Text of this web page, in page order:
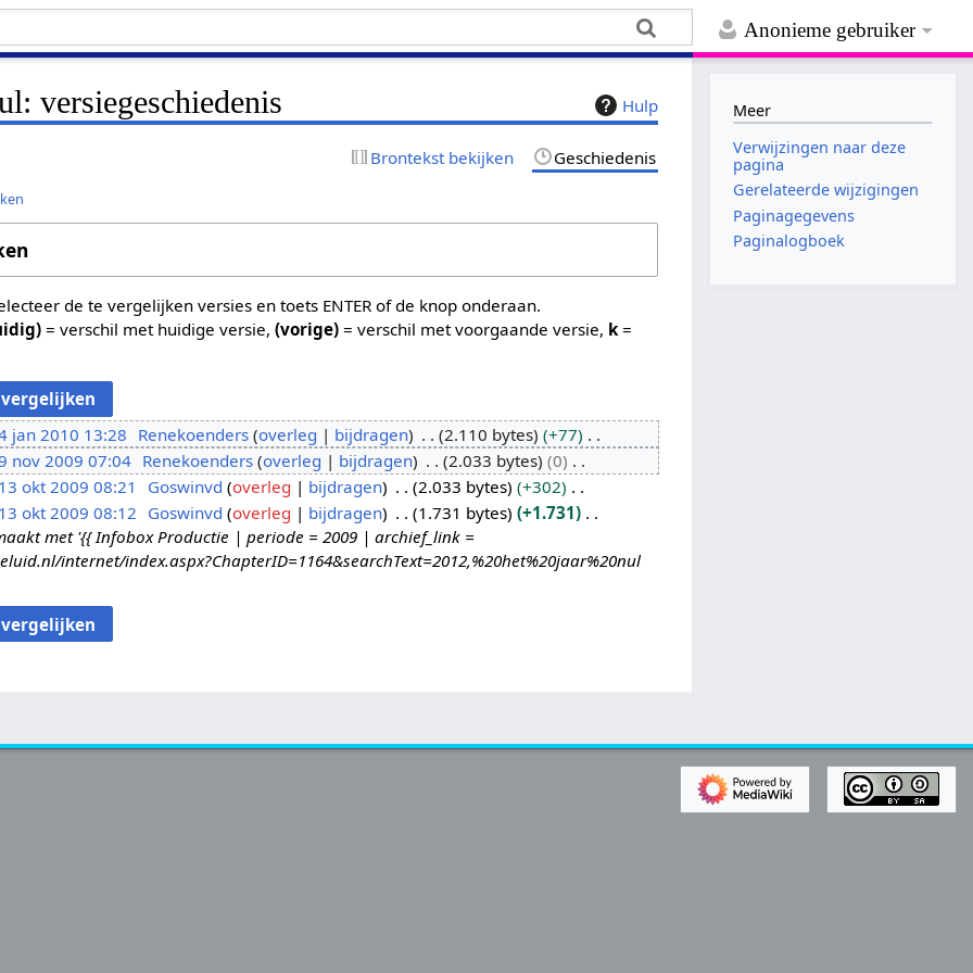
Anonieme gebruiker
Hulp
versiegeschiedenis
Brontekst bekijken Geschiedenis
de te vergelijken versies en toets ENTER of de knop onderaan.
= verschil met huidige versie,(vorige) = verschil met voorgaande versie, k =
jan 2010 13:28 Renekoenders overleg bijdragen 2.110 bytes
+77
nov 2009 07:04 Renekoenders overleg bijdragen 2.033 bytes
0
13 okt 2009 08:21 Goswinvd overleg bijdragen 2.033 bytes
+302
13 okt 2009 08:12 Goswinvd overleg bijdragen 1.731 bytes
+1.731
met '{{ Infobox Productie | periode = 2009 | archief_link =
internet/index.aspx?ChapterID=1164&searchText=2012,%20het%20jaar%20nul
Meer
Verwijzingen naar deze
pagina
Gerelateerde wijzigingen
Paginagegevens
Paginalogboek